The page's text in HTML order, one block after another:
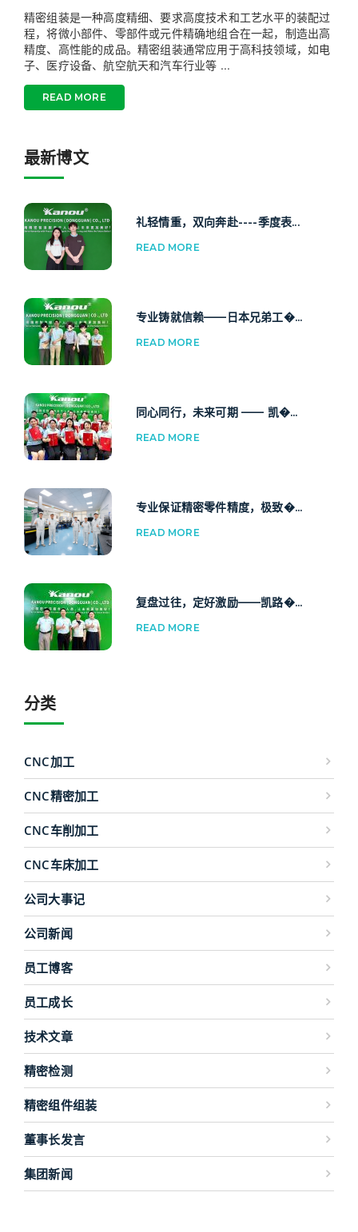
精密组装是一种高度精细、要求高度技术和工艺水平的装配过
程，将微小部件、零部件或元件精确地组合在一起，制造出高
精度、高性能的成品。精密组装通常应用于高科技领域，如电
子、医疗设备、航空航天和汽车行业等 ...
READ MORE
最新博文
礼轻情重，双向奔赴----季度表...
READ MORE
专业铸就信赖——日本兄弟工�...
READ MORE
同心同行，未来可期 —— 凯�...
READ MORE
专业保证精密零件精度，极致�...
READ MORE
复盘过往，定好激励——凯路�...
READ MORE
分类
CNC加工
CNC精密加工
CNC车削加工
CNC车床加工
公司大事记
公司新闻
员工博客
员工成长
技术文章
精密检测
精密组件组装
董事长发言
集团新闻